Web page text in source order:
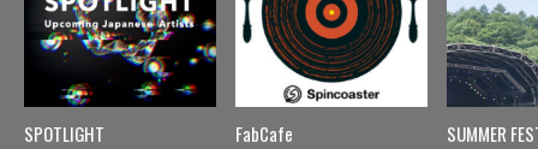
SPOTLIGHT FabCafe SUMMER